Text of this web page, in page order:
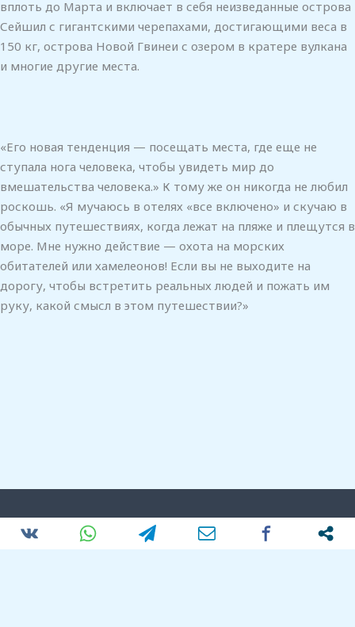
вплоть до Марта и включает в себя неизведанные острова
Сейшил с гигантскими черепахами, достигающими веса в
150 кг, острова Новой Гвинеи с озером в кратере вулкана
и многие другие места.
«Его новая тенденция — посещать места, где еще не
ступала нога человека, чтобы увидеть мир до
вмешательства человека.» К тому же он никогда не любил
роскошь. «Я мучаюсь в отелях «все включено» и скучаю в
обычных путешествиях, когда лежат на пляже и плещутся в
море. Мне нужно действие — охота на морских
обитателей или хамелеонов! Если вы не выходите на
дорогу, чтобы встретить реальных людей и пожать им
руку, какой смысл в этом путешествии?»